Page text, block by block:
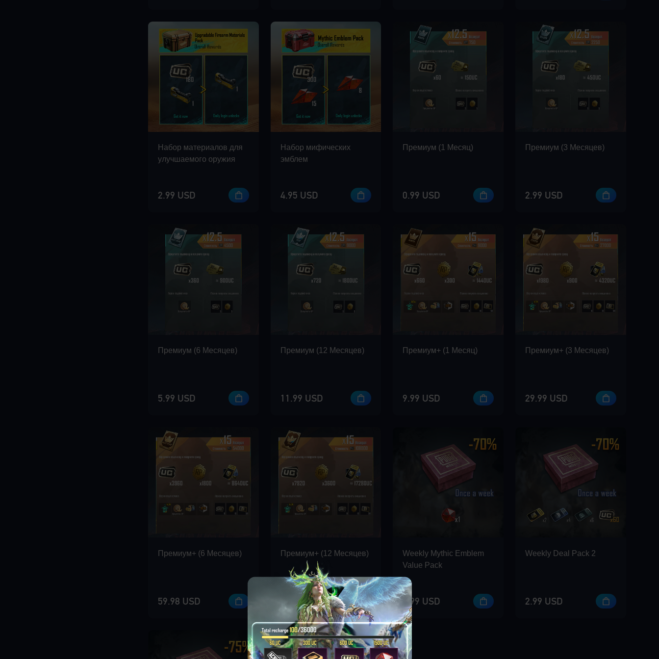
Набор материалов для
улучшаемого оружия
2.99 USD
Набор мифических
эмблем
4.95 USD
Премиум (1 Mесяц)
0.99 USD
Премиум (3 Mесяцев)
2.99 USD
Премиум (6 Mесяцев)
5.99 USD
Премиум (12 Mесяцев)
11.99 USD
Премиум+ (1 Mесяц)
9.99 USD
Премиум+ (3 Mесяцев)
29.99 USD
Премиум+ (6 Mесяцев)
59.98 USD
Премиум+ (12 Mесяцев)
119.99 USD
Weekly Mythic Emblem
Value Pack
2.99 USD
Weekly Deal Pack 2
2.99 USD